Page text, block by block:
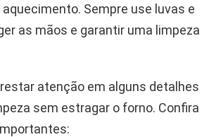
Sempre use luvas e
as mãos e garantir uma limpeza
atenção em alguns detalhes
sem estragar o forno. Confira